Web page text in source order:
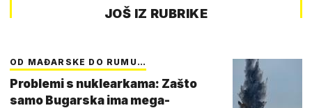
JOŠ IZ RUBRIKE
OD MAĐARSKE DO RUMU…
Problemi s nuklearkama: Zašto
samo Bugarska ima mega-